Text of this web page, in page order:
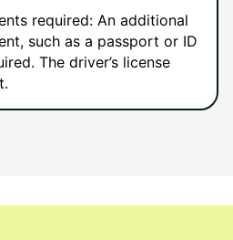
required: An additional
such as a passport or ID
The driver’s license